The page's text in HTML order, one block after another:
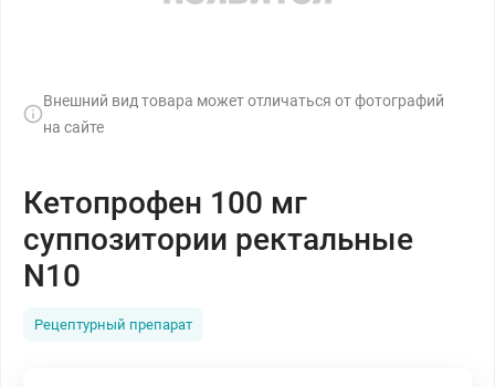
Внешний вид товара может отличаться от фотографий
на сайте
Кетопрофен 100 мг
суппозитории ректальные
N10
Рецептурный препарат